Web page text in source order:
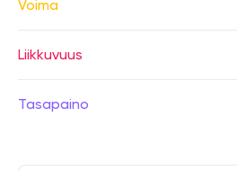
Voima
Liikkuvuus
Tasapaino